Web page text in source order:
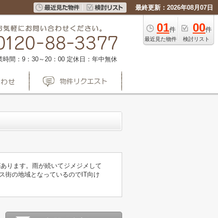
最終更新：2026年08月07日
01件
最近見た物件
00件
検討リスト
時間：9：30～20：00 定休日：年中無休
ります。雨が続いてジメジメして
街の地域となっているのでIT向け